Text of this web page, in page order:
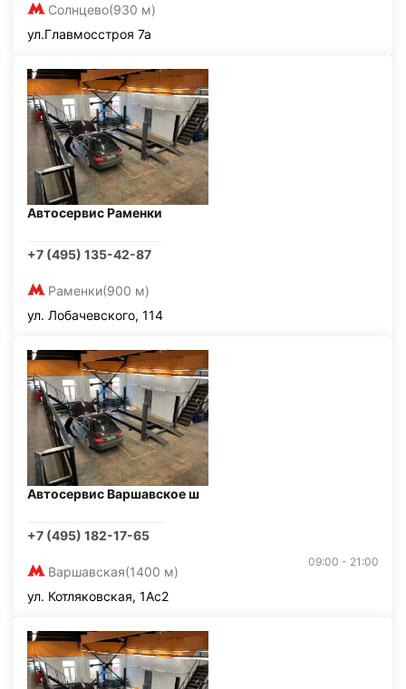
Солнцево(930 м)
ул.Главмосстроя 7а
Автосервис Раменки
+7 (495) 135-42-87
Раменки(900 м)
ул. Лобачевского, 114
Автосервис Варшавское ш
+7 (495) 182-17-65
Варшавская(1400 м)
09:00 - 21:00
ул. Котляковская, 1Ас2